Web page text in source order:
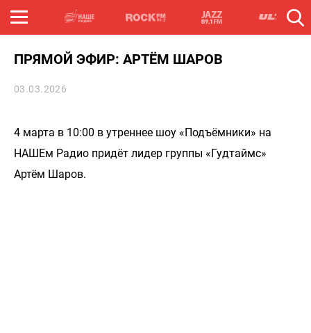
ПРЯМОЙ ЭФИР: АРТЁМ ШАРОВ
03.03.2026
4 марта в 10:00 в утреннее шоу «Подъёмники» на
НАШЕм Радио придёт лидер группы «Гудтаймс»
Артём Шаров.